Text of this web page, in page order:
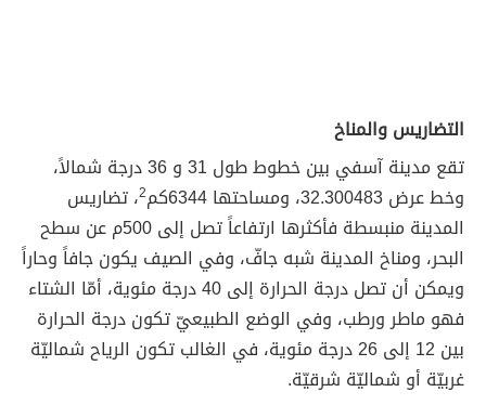
التضاريس والمناخ
تقع مدينة آسفي بين خطوط طول 31 و 36 درجة شمالاً،
وخط عرض 32.300483، ومساحتها 6344كم
2، تضاريس
المدينة منبسطة فأكثرها ارتفاعاً تصل إلى 500م عن سطح
البحر، ومناخ المدينة شبه جافّ، وفي الصيف يكون جافاً وحاراً
ويمكن أن تصل درجة الحرارة إلى 40 درجة مئوية، أمّا الشتاء
فهو ماطر ورطب، وفي الوضع الطبيعيّ تكون درجة الحرارة
بين 12 إلى 26 درجة مئوية، في الغالب تكون الرياح شماليّة
غربيّة أو شماليّة شرقيّة.